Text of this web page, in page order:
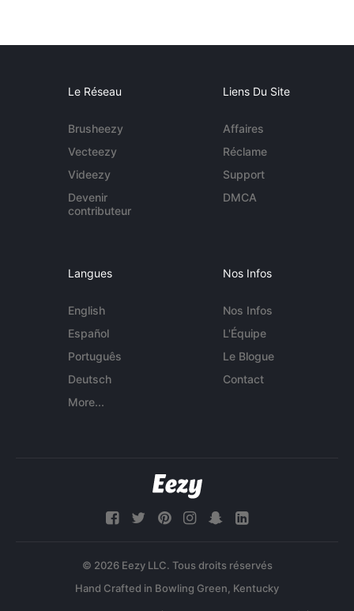
Le Réseau
Brusheezy
Vecteezy
Videezy
Devenir
contributeur
Liens Du Site
Affaires
Réclame
Support
DMCA
Langues
English
Español
Português
Deutsch
More...
Nos Infos
Nos Infos
L'Équipe
Le Blogue
Contact
© 2026 Eezy LLC. Tous droits réservés